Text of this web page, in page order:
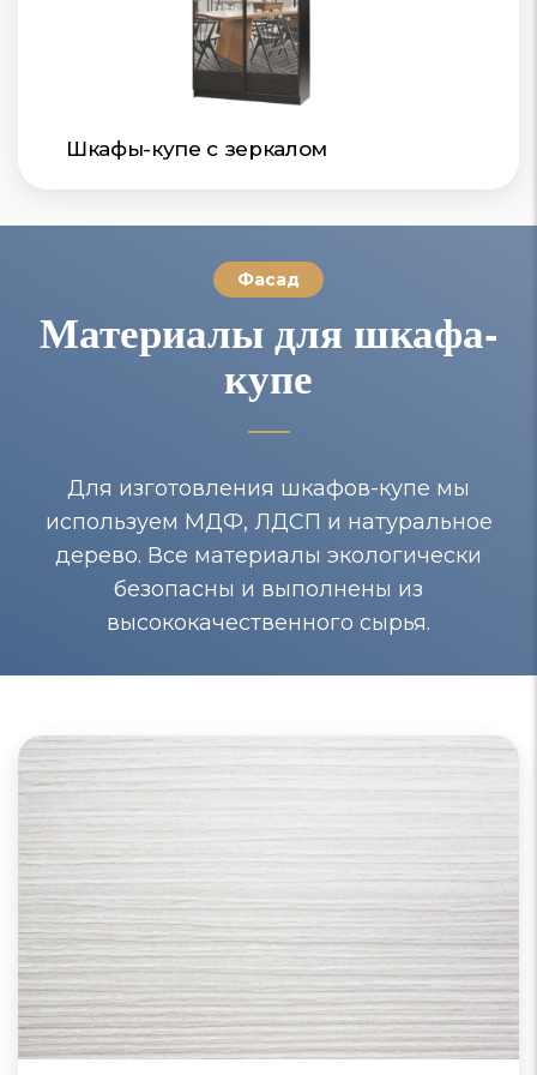
Шкафы-купе с зеркалом
Фасад
Материалы для шкафа-
купе
Для изготовления шкафов-купе мы
используем МДФ, ЛДСП и натуральное
дерево. Все материалы экологически
безопасны и выполнены из
высококачественного сырья.
Шкафы-купе из МДФ
Шкафы-купе из МДФ отличаются качеством,
долговечностью и экологической благоприятностью.
Поверхности таких шкафов близки к натуральному
дереву, подвергаются окрашиванию, защищены от
воздействия влаги и плесени.